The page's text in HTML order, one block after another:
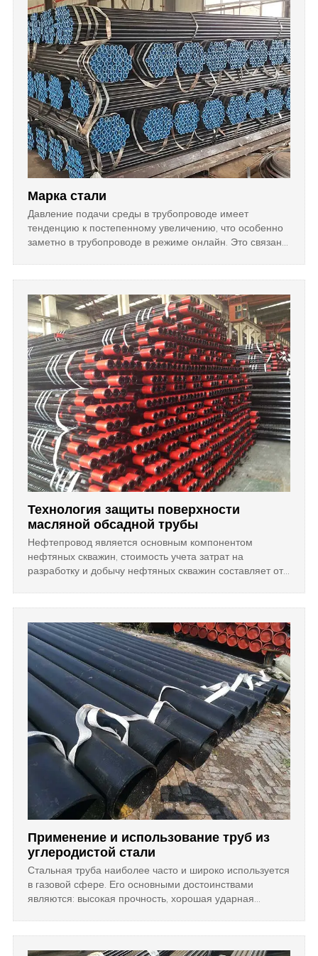
Марка стали
Давление подачи среды в трубопроводе имеет
тенденцию к постепенному увеличению, что особенно
заметно в трубопроводе в режиме онлайн. Это связано
условий на входе, газ увеличивается, поскольку
давление нагнетания увеличивается, а плотность
потока уменьшается, так что трение уменьшилось.
Технология защиты поверхности
масляной обсадной трубы
Нефтепровод является основным компонентом
нефтяных скважин, стоимость учета затрат на
разработку и добычу нефтяных скважин составляет от
Применение и использование труб из
углеродистой стали
Стальная труба наиболее часто и широко используется
в газовой сфере. Его основными достоинствами
являются: высокая прочность, хорошая ударная